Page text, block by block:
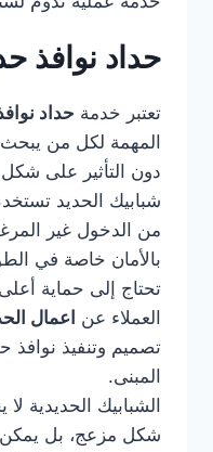
حداد نوافذ
تعتبر خدمة حداد
المهمة لكل من يبحث
دون التأثير على شكل
شبابيك الحديد
من الدخول غير
بالأمان خاصة في
تحتاج إلى حماية
العملاء عن اعمال
تصميم وتنفيذ نوافذ
المبنى.
الشبابيك الحديدية
شكل مزعج، بل يمكن